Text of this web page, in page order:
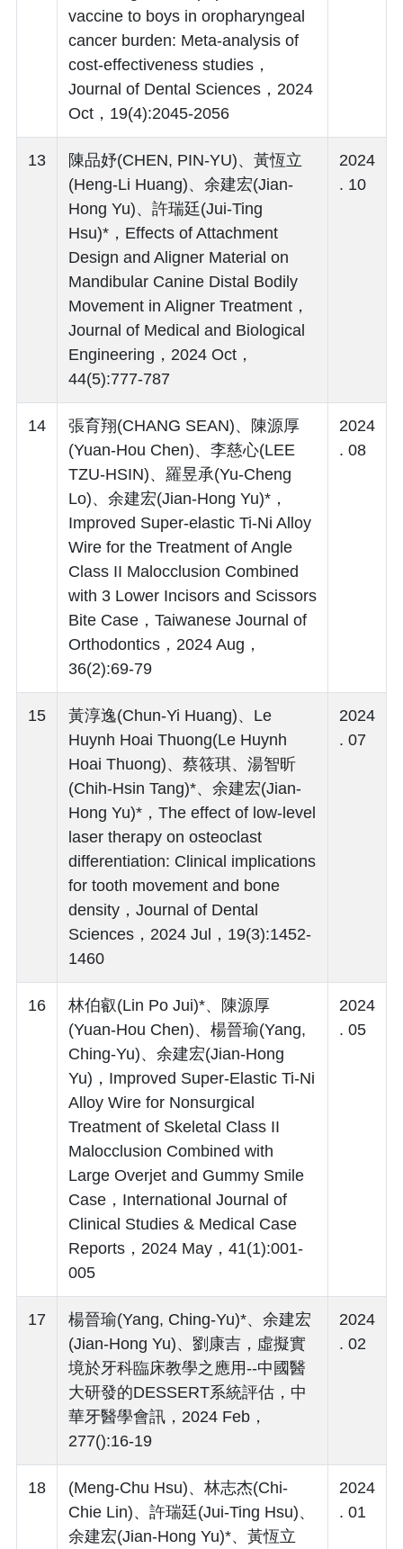
vaccine to boys in oropharyngeal
cancer burden: Meta-analysis of
cost-effectiveness studies，
Journal of Dental Sciences，2024
Oct，19(4):2045-2056
13
陳品妤(CHEN, PIN-YU)、黃恆立
(Heng-Li Huang)、余建宏(Jian-
Hong Yu)、許瑞廷(Jui-Ting
Hsu)*，Effects of Attachment
Design and Aligner Material on
Mandibular Canine Distal Bodily
Movement in Aligner Treatment，
Journal of Medical and Biological
Engineering，2024 Oct，
44(5):777-787
2024
. 10
14
張育翔(CHANG SEAN)、陳源厚
(Yuan-Hou Chen)、李慈心(LEE
TZU-HSIN)、羅昱承(Yu-Cheng
Lo)、余建宏(Jian-Hong Yu)*，
Improved Super-elastic Ti-Ni Alloy
Wire for the Treatment of Angle
Class II Malocclusion Combined
with 3 Lower Incisors and Scissors
Bite Case，Taiwanese Journal of
Orthodontics，2024 Aug，
36(2):69-79
2024
. 08
15
黃淳逸(Chun-Yi Huang)、Le
Huynh Hoai Thuong(Le Huynh
Hoai Thuong)、蔡筱琪、湯智昕
(Chih-Hsin Tang)*、余建宏(Jian-
Hong Yu)*，The effect of low-level
laser therapy on osteoclast
differentiation: Clinical implications
for tooth movement and bone
density，Journal of Dental
Sciences，2024 Jul，19(3):1452-
1460
2024
. 07
16
林伯叡(Lin Po Jui)*、陳源厚
(Yuan-Hou Chen)、楊晉瑜(Yang,
Ching-Yu)、余建宏(Jian-Hong
Yu)，Improved Super-Elastic Ti-Ni
Alloy Wire for Nonsurgical
Treatment of Skeletal Class II
Malocclusion Combined with
Large Overjet and Gummy Smile
Case，International Journal of
Clinical Studies & Medical Case
Reports，2024 May，41(1):001-
005
2024
. 05
17
楊晉瑜(Yang, Ching-Yu)*、余建宏
(Jian-Hong Yu)、劉康吉，虛擬實
境於牙科臨床教學之應用--中國醫
大研發的DESSERT系統評估，中
華牙醫學會訊，2024 Feb，
277():16-19
2024
. 02
18
(Meng-Chu Hsu)、林志杰(Chi-
Chie Lin)、許瑞廷(Jui-Ting Hsu)、
余建宏(Jian-Hong Yu)*、黃恆立
2024
. 01